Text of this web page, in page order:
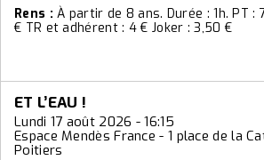
Rens :À partir de 8 ans. Durée : 1h. PT
€ TR et adhérent : 4 € Joker : 3,50 €
ET L’EAU !
Lundi 17 août 2026 - 16:15
Espace Mendès France - 1 place de la
Poitiers